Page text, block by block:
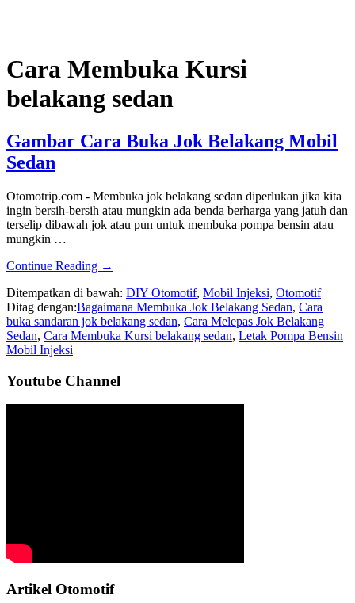
Cara Membuka Kursi
belakang sedan
Gambar Cara Buka Jok Belakang Mobil
Sedan
Otomotrip.com - Membuka jok belakang sedan diperlukan jika kita
ingin bersih-bersih atau mungkin ada benda berharga yang jatuh dan
terselip dibawah jok atau pun untuk membuka pompa bensin atau
mungkin …
Continue Reading about
Cara
Buka
Jok
Belakang
→
Ditempatkan di bawah: DIY Otomotif, Mobil Injeksi, Otomotif
Ditag dengan:Bagaimana Membuka Jok Belakang Sedan, Cara
buka sandaran jok belakang sedan, Cara Melepas Jok Belakang
Sedan, Cara Membuka Kursi belakang sedan, Letak Pompa Bensin
Mobil Injeksi
Sidebar
Utama
Youtube Channel
Artikel Otomotif